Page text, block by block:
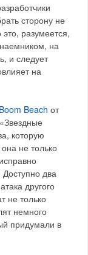
сторону не
разумеется,
на
и следует
на
Boom Beach от
которую
не только
два
другого
не только
немного
придумали в